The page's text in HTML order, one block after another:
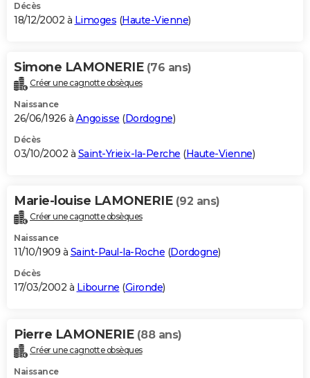
Décès
18/12/2002 à Limoges (Haute-Vienne)
Simone LAMONERIE (76 ans)
Créer une cagnotte obsèques
Naissance
26/06/1926 à Angoisse (Dordogne)
Décès
03/10/2002 à Saint-Yrieix-la-Perche (Haute-Vienne)
Marie-louise LAMONERIE (92 ans)
Créer une cagnotte obsèques
Naissance
11/10/1909 à Saint-Paul-la-Roche (Dordogne)
Décès
17/03/2002 à Libourne (Gironde)
Pierre LAMONERIE (88 ans)
Créer une cagnotte obsèques
Naissance